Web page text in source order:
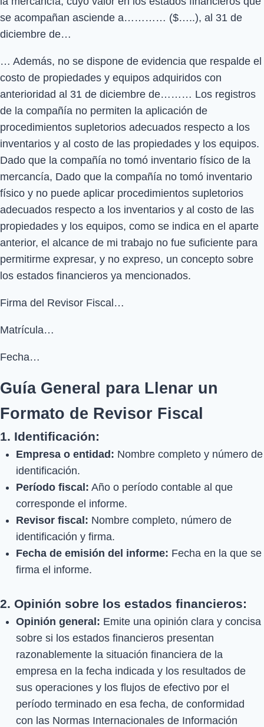
se acompañan asciende a………… ($…..), al 31 de
diciembre de…
… Además, no se dispone de evidencia que respalde el
costo de propiedades y equipos adquiridos con
anterioridad al 31 de diciembre de……… Los registros
de la compañía no permiten la aplicación de
procedimientos supletorios adecuados respecto a los
inventarios y al costo de las propiedades y los equipos.
Dado que la compañía no tomó inventario físico de la
mercancía, Dado que la compañía no tomó inventario
físico y no puede aplicar procedimientos supletorios
adecuados respecto a los inventarios y al costo de las
propiedades y los equipos, como se indica en el aparte
anterior, el alcance de mi trabajo no fue suficiente para
permitirme expresar, y no expreso, un concepto sobre
los estados financieros ya mencionados.
Firma del Revisor Fiscal…
Matrícula…
Fecha…
Guía General para Llenar un
Formato de Revisor Fiscal
1. Identificación:
Empresa o entidad: Nombre completo y número de
identificación.
Período fiscal: Año o período contable al que
corresponde el informe.
Revisor fiscal: Nombre completo, número de
identificación y firma.
Fecha de emisión del informe: Fecha en la que se
firma el informe.
2. Opinión sobre los estados financieros:
Opinión general: Emite una opinión clara y concisa
sobre si los estados financieros presentan
razonablemente la situación financiera de la
empresa en la fecha indicada y los resultados de
sus operaciones y los flujos de efectivo por el
período terminado en esa fecha, de conformidad
con las Normas Internacionales de Información